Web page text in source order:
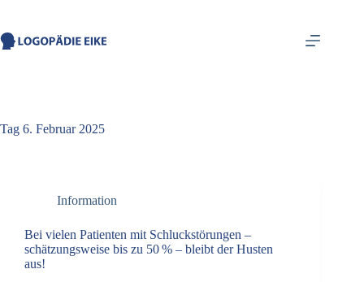
Tag 6. Februar 2025
Information
Bei vielen Patienten mit Schluckstörungen –
schätzungsweise bis zu 50 % – bleibt der Husten
aus!